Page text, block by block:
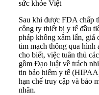
sức khỏe Việt
Sau khi được FDA chấp
công ty thiết bị y tế đầu
pháp không xâm lấn, giá
tim mạch thông qua
cho biết, việc tuân thủ
gồm Đạo luật về trách
tin bảo hiểm y tế
hạn chế truy cập và bảo
nhân.